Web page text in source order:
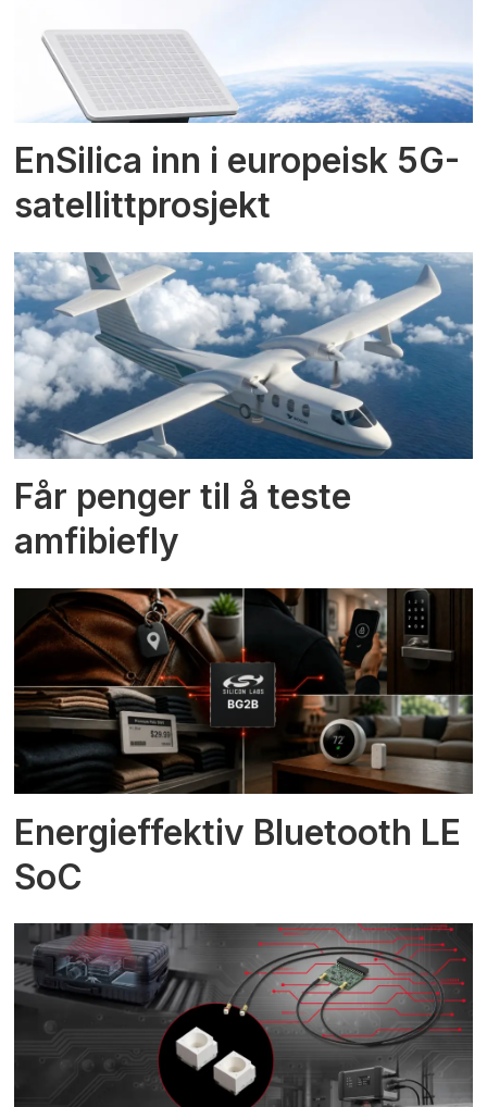
EnSilica inn i europeisk 5G-
satellittprosjekt
Får penger til å teste
amfibiefly
Energieffektiv Bluetooth LE
SoC